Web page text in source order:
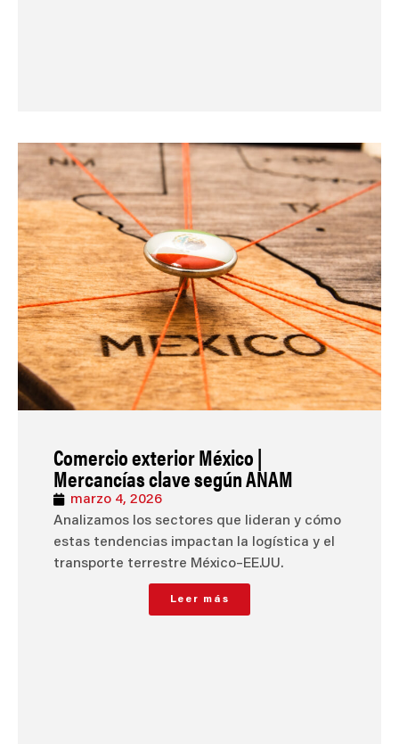
Comercio exterior México |
Mercancías clave según ANAM
marzo 4, 2026
Analizamos los sectores que lideran y cómo
estas tendencias impactan la logística y el
transporte terrestre México–EE.UU.
Leer más